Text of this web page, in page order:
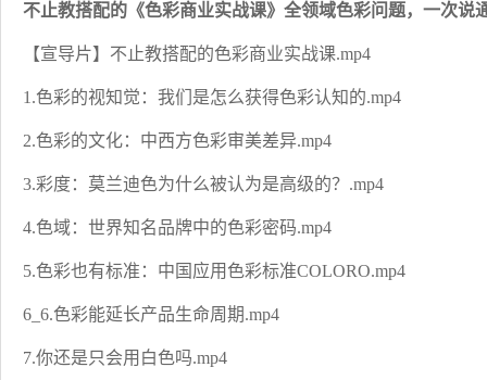
不止教搭配的《色彩商业实战课》全领域色彩问题，一次说
【宣导片】不止教搭配的色彩商业实战课.mp4
1.色彩的视知觉：我们是怎么获得色彩认知的.mp4
2.色彩的文化：中西方色彩审美差异.mp4
3.彩度：莫兰迪色为什么被认为是高级的？.mp4
4.色域：世界知名品牌中的色彩密码.mp4
5.色彩也有标准：中国应用色彩标准COLORO.mp4
6_6.色彩能延长产品生命周期.mp4
7.你还是只会用白色吗.mp4